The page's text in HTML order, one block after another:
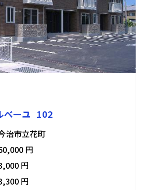
ベーユ 102
治市立花町
円
円
円